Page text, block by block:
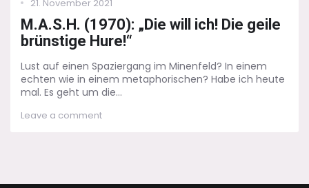
21. November 2021
M.A.S.H. (1970): „Die will ich! Die geile
brünstige Hure!“
Lust auf einen Spaziergang im Minenfeld? In einem
echten wie in einem metaphorischen? Habe ich heute
mal. Es geht um die...
Leave a commenton